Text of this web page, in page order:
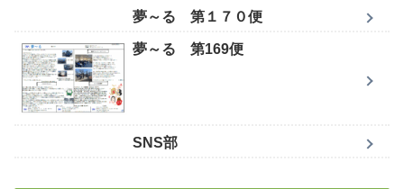
夢～る 第１７０便
夢～る 第169便
SNS部